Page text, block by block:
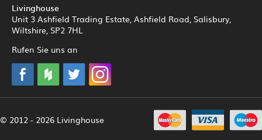
Livinghouse
Unit 3 Ashfield Trading Estate, Ashfield Road, Salisbury,
Wiltshire, SP2 7HL
Rufen Sie uns an
© 2012 - 2026 Livinghouse